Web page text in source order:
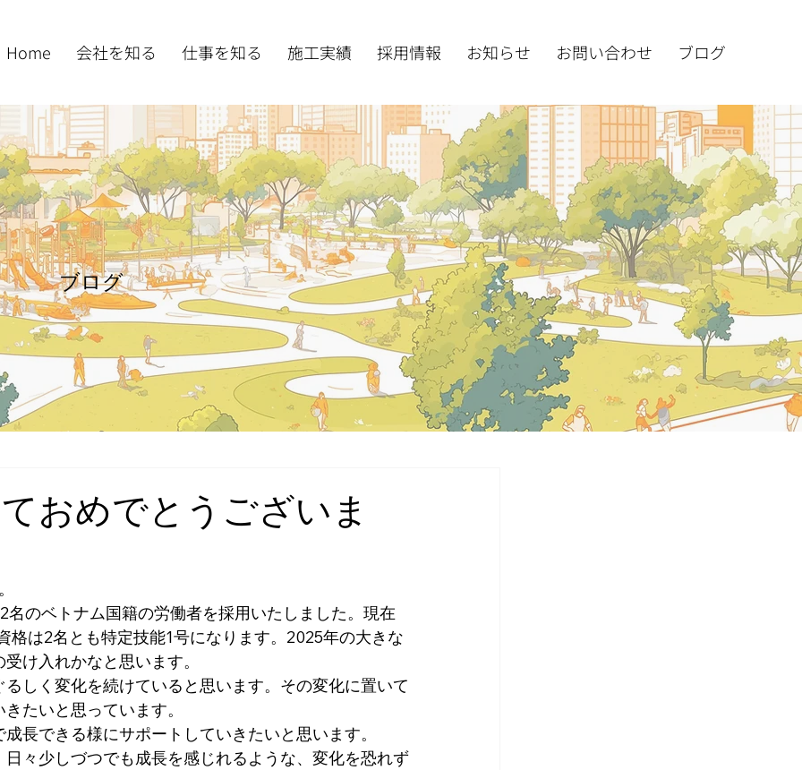
Home 会社を知る 仕事を知る 施工実績 採用情報 お知らせ お問い合わせ ブログ
おめでとうございま
のベトナム国籍の労働者を採用いたしました。現在
格は2名とも特定技能1号になります。2025年の大きな
け入れかなと思います。
しく変化を続けていると思います。その変化に置いて
たいと思っています。
長できる様にサポートしていきたいと思います。
々少しづつでも成長を感じれるような、変化を恐れず
ブログ